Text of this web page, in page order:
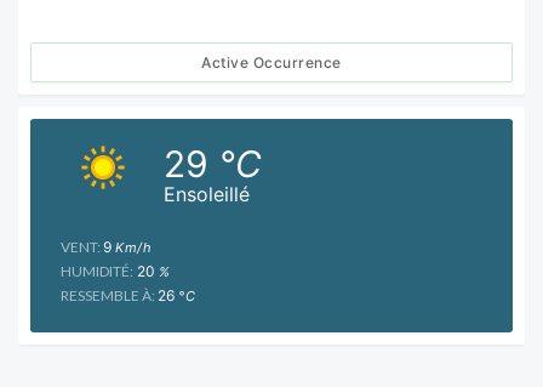
Active Occurrence
Ensoleillé
29 °C
VENT: 9 Km/h
HUMIDITÉ: 20 %
RESSEMBLE À: 26 °C